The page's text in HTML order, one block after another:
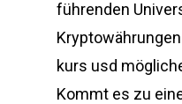
führenden
kurs usd
Kommt es zu